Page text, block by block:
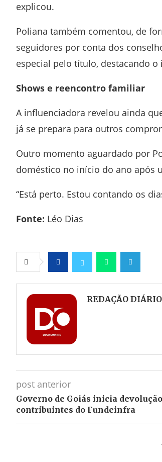
explicou.
Poliana também comentou, de
seguidores por conta dos
especial pelo título, destacando
Shows e reencontro familiar
A influenciadora revelou ainda
já se prepara para outros
Outro momento aguardado por
doméstico no início do ano após
“Está perto. Estou contando os
Fonte: Léo Dias
FacebookTwitter WhatsappTelegram
REDAÇÃO
post anterior
Governo de Goiás inicia
contribuintes do Fundeinfra